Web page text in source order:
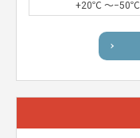
+20℃ 〜−50℃